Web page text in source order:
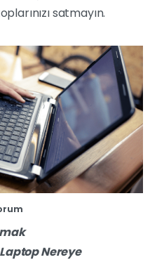
satmayın.
Laptop Nereye